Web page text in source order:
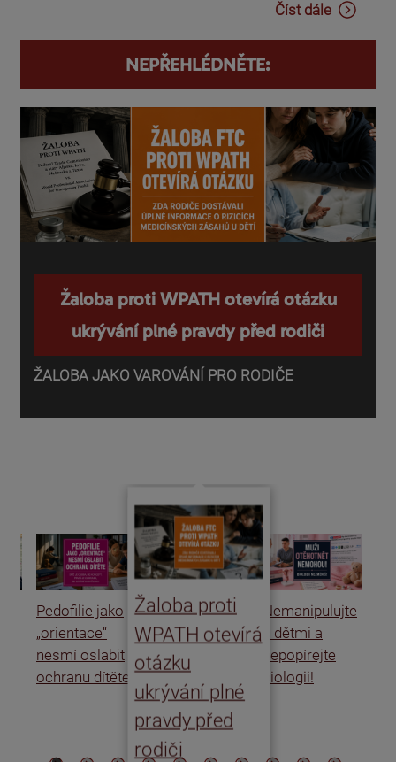
Číst dále
NEPŘEHLÉDNĚTE:
Žaloba proti WPATH otevírá otázku
ukrývání plné pravdy před rodiči
ŽALOBA JAKO VAROVÁNÍ PRO RODIČE
Pedofilie jako
„orientace“
nesmí oslabit
ochranu dítěte
Žaloba proti
WPATH otevírá
otázku
ukrývání plné
pravdy před
rodiči
Nemanipulujte
s dětmi a
nepopírejte
biologii!